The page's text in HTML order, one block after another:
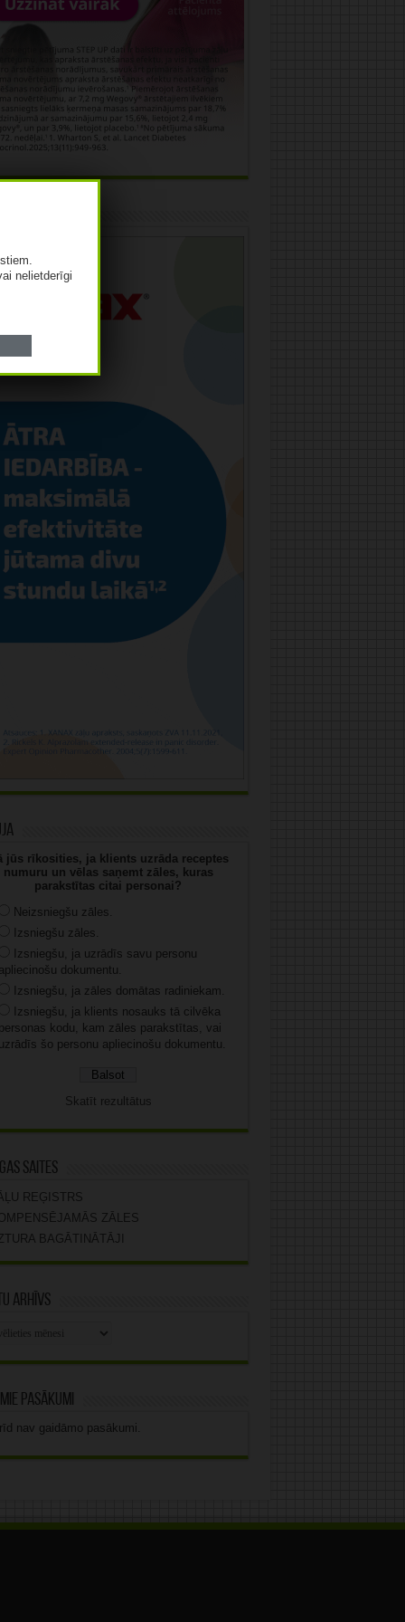
jūs rīkosities, ja klients uzrāda receptes
numuru un vēlas saņemt zāles, kuras
parakstītas citai personai?
Neizsniegšu zāles.
Izsniegšu zāles.
Izsniegšu, ja uzrādīs savu personu
dokumentu.
Izsniegšu, ja zāles domātas radiniekam.
Izsniegšu, ja klients nosauks tā cilvēka
kodu, kam zāles parakstītas, vai
šo personu apliecinošu dokumentu.
Skatīt rezultātus
saites
REĢISTRS
ZĀLES
BAGĀTINĀTĀJI
arhīvs
pasākumi
nav gaidāmo pasākumi.
nelietderīgi